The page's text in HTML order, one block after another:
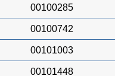
00100285
00100742
00101003
00101448